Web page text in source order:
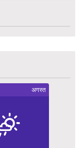
अगस्त